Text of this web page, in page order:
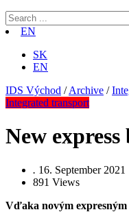
EN
SK
EN
IDS Východ /Archive /
Integrated transport
New
. 16. September 2021
891 Views
Vďaka novým